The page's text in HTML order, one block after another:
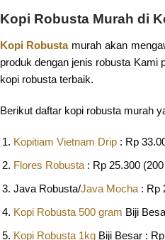
Kopi Robusta Murah di
Kopi Robustamurah akan
produk dengan jenis robusta Kami
kopi robusta terbaik.
Berikut daftar kopi robusta murah
Kopitiam Vietnam Drip : Rp
Flores Robusta : Rp 25.300
Java Robusta/Java Mocha : Rp
Kopi Robusta 500 gram Biji
Kopi Robusta 1kg Biji Besar :